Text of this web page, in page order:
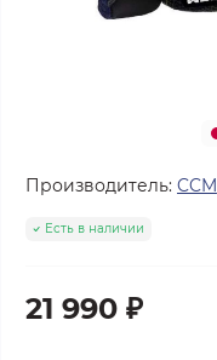
Производитель: CCM
Есть в наличии
21 990 ₽